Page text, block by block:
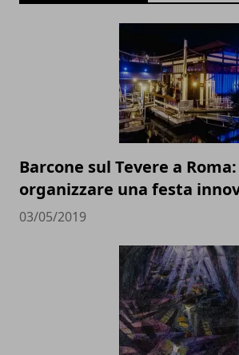
Barcone sul Tevere a
organizzare una festa
03/05/2019